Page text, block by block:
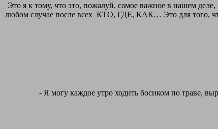
Это я к тому, что это, пожалуй, самое важное в нашем
любом случае после всех КТО, ГДЕ, КАК… Это для того,
- Я могу каждое утро ходить босиком по траве,